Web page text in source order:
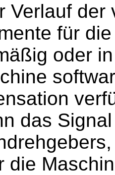
Verlauf der
für
oder
das
die